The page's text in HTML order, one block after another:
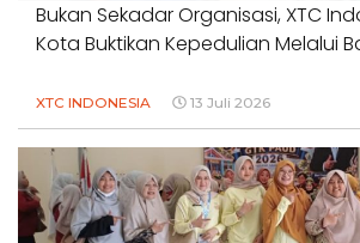
Bukan Sekadar Organisasi, XTC
Kota Buktikan Kepedulian Melalui
XTC INDONESIA 13 Juli 2026